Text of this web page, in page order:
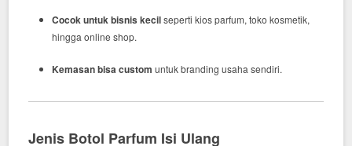
Cocok untuk bisnis kecilseperti kios parfum, toko kosmetik,
hingga online shop.
Kemasan bisa custom untuk branding usaha sendiri.
Jenis Botol Parfum Isi Ulang